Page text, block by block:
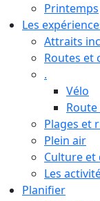
Printemps
Les
Attraits
Routes et
.
Vélo
Plages et
Plein air
Culture et
Les
Planifier